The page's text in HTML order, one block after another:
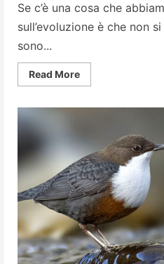
Se c’è una cosa che
sull’evoluzione è che non
sono...
Read MoreRead
more
(quasi)
intatti
a
milioni
di
anni
di
evoluzione